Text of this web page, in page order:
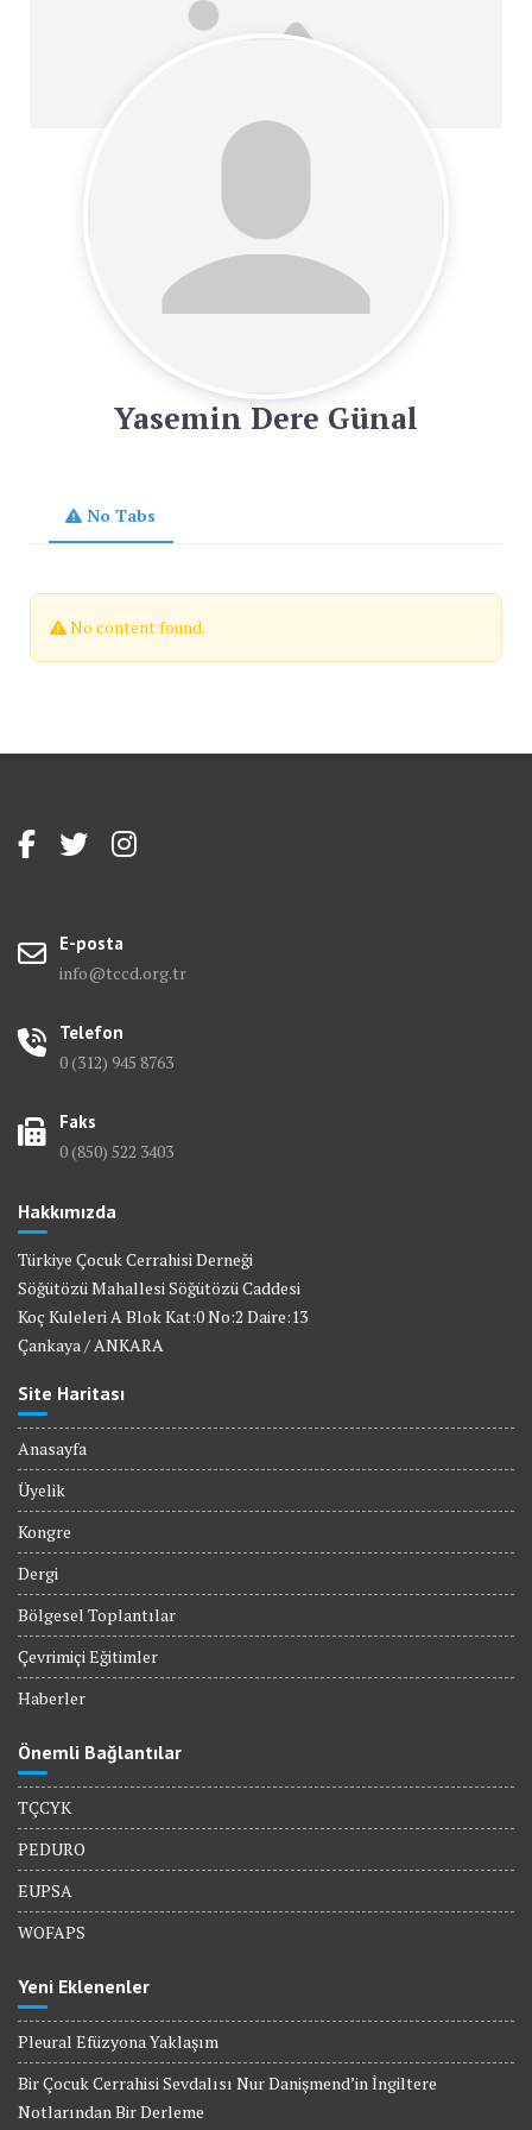
Yasemin Dere Günal
No Tabs
No content found.
E-posta
info@tccd.org.tr
Telefon
0 (312) 945 8763
Faks
0 (850) 522 3403
Hakkımızda
Türkiye Çocuk Cerrahisi Derneği
Söğütözü Mahallesi Söğütözü Caddesi
Koç Kuleleri A Blok Kat:0 No:2 Daire:13
Çankaya / ANKARA
Site Haritası
Anasayfa
Üyelik
Kongre
Dergi
Bölgesel Toplantılar
Çevrimiçi Eğitimler
Haberler
Önemli Bağlantılar
TÇCYK
PEDURO
EUPSA
WOFAPS
Yeni Eklenenler
Pleural Efüzyona Yaklaşım
Bir Çocuk Cerrahisi Sevdalısı Nur Danişmend’in İngiltere
Notlarından Bir Derleme